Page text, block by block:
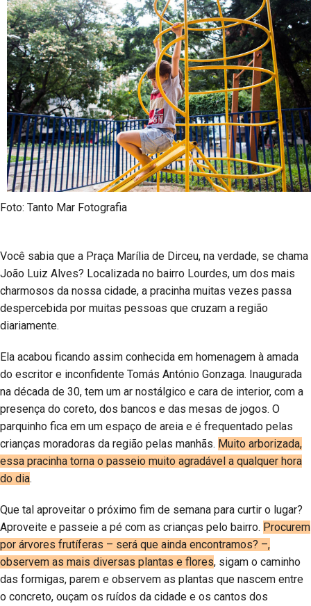
Foto: Tanto Mar Fotografia
Você sabia que a Praça Marília de Dirceu, na verdade, se chama
João Luiz Alves? Localizada no bairro Lourdes, um dos mais
charmosos da nossa cidade, a pracinha muitas vezes passa
despercebida por muitas pessoas que cruzam a região
diariamente.
Ela acabou ficando assim conhecida em homenagem à amada
do escritor e inconfidente Tomás António Gonzaga. Inaugurada
na década de 30, tem um ar nostálgico e cara de interior, com a
presença do coreto, dos bancos e das mesas de jogos. O
parquinho fica em um espaço de areia e é frequentado pelas
crianças moradoras da região pelas manhãs. Muito arborizada,
essa pracinha torna o passeio muito agradável a qualquer hora
do dia.
Que tal aproveitar o próximo fim de semana para curtir o lugar?
Aproveite e passeie a pé com as crianças pelo bairro. Procurem
por árvores frutíferas – será que ainda encontramos? –,
observem as mais diversas plantas e flores, sigam o caminho
das formigas, parem e observem as plantas que nascem entre
o concreto, ouçam os ruídos da cidade e os cantos dos